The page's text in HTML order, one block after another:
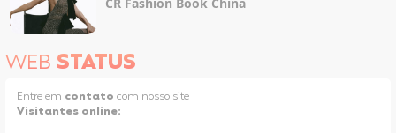
WEB STATUS
Entre em contato com nosso site
Visitantes online: